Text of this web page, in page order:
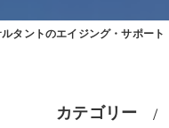
タントのエイジング・サポート
カテゴリー